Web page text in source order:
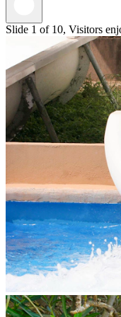
Slide 1 of 10, Visitors